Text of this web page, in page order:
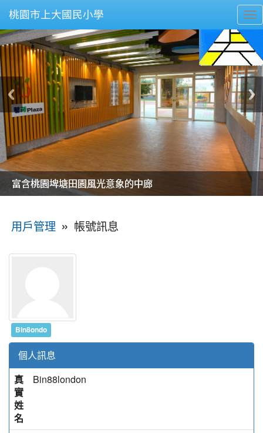
桃園市上大國民小學
美麗的操場是我們活力的來源
美麗的操場是我們活力的來源
煥然一新的小司令台
煥然一新的小司令台
富含桃園埤塘田園風光意象的中廊
富含桃園埤塘田園風光意象的中廊
嶄新的中庭廣場
嶄新的中庭廣場
水生池生生不息
水生池生生不息
用戶管理 » 帳號訊息
Bin8ondo
個人訊息
真
實
姓
名
Bin88london